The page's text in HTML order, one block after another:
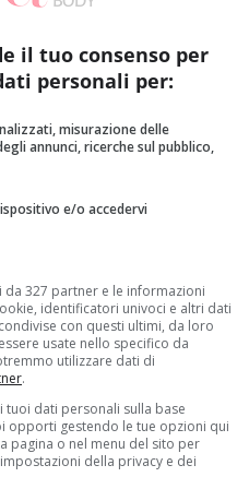
indossarla per un arco
prevenzione
di brufoletti in tutta la
il tuo consenso per
personali per:
misurazione delle
annunci, ricerche sul pubblico,
e/o accedervi
327 partner e le informazioni
identificatori univoci e altri dati
con questi ultimi, da loro
usate nello specifico da
utilizzare dati di
.
dati personali sulla base
opporti gestendo le tue opzioni qui
pagina o nel menu del sito per
della privacy e dei